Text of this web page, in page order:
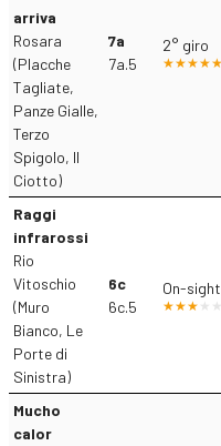
arriva
Rosara
(Placche
Tagliate,
Panze Gialle,
Terzo
Spigolo, Il
Ciotto)
7a
7a.5
2° giro
Raggi
infrarossi
Rio
Vitoschio
(Muro
Bianco, Le
Porte di
Sinistra)
6c
6c.5
On-sight
Mucho
calor